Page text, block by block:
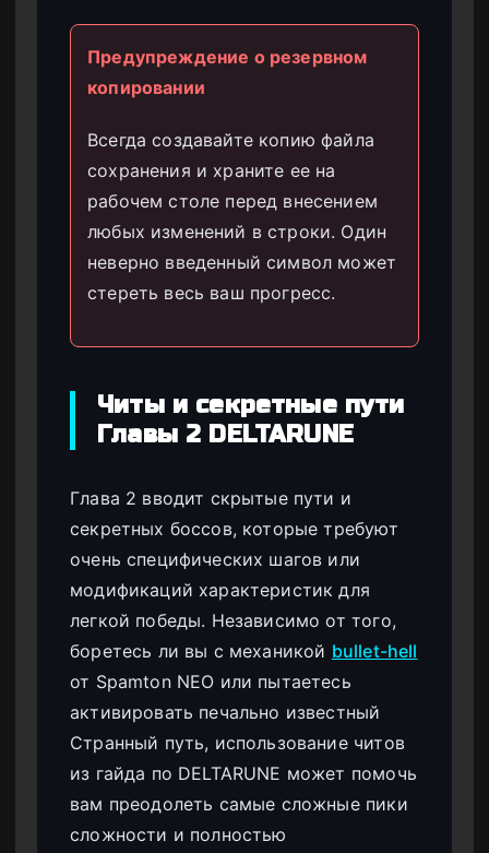
Предупреждение о резервном
копировании
Всегда создавайте копию файла
сохранения и храните ее на
рабочем столе перед внесением
любых изменений в строки. Один
неверно введенный символ может
стереть весь ваш прогресс.
Читы и секретные пути
Главы 2 DELTARUNE
Глава 2 вводит скрытые пути и
секретных боссов, которые требуют
очень специфических шагов или
модификаций характеристик для
легкой победы. Независимо от того,
боретесь ли вы с механикой bullet-hell
от Spamton NEO или пытаетесь
активировать печально известный
Странный путь, использование читов
из гайда по DELTARUNE может помочь
вам преодолеть самые сложные пики
сложности и полностью